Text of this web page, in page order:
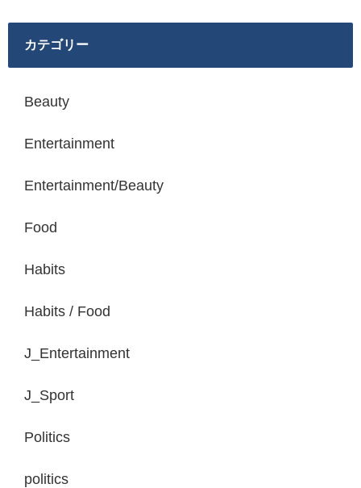
カテゴリー
Beauty
Entertainment
Entertainment/Beauty
Food
Habits
Habits / Food
J_Entertainment
J_Sport
Politics
politics